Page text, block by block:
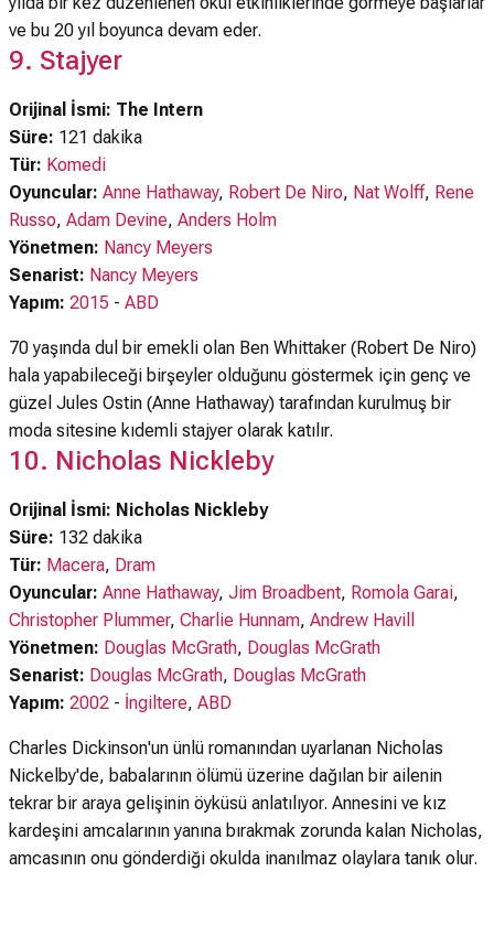
ve bu 20 yıl boyunca devam eder.
9. Stajyer
Orijinal İsmi: The Intern
Süre: 121 dakika
Tür: Komedi
Oyuncular: Anne Hathaway, Robert De Niro, Nat Wolff, Rene
Russo, Adam Devine, Anders Holm
Yönetmen: Nancy Meyers
Senarist: Nancy Meyers
Yapım: 2015 - ABD
70 yaşında dul bir emekli olan Ben Whittaker (Robert De Niro)
hala yapabileceği birşeyler olduğunu göstermek için genç ve
güzel Jules Ostin (Anne Hathaway) tarafından kurulmuş bir
moda sitesine kıdemli stajyer olarak katılır.
10. Nicholas Nickleby
Orijinal İsmi: Nicholas Nickleby
Süre: 132 dakika
Tür: Macera, Dram
Oyuncular: Anne Hathaway, Jim Broadbent, Romola Garai,
Christopher Plummer, Charlie Hunnam, Andrew Havill
Yönetmen: Douglas McGrath, Douglas McGrath
Senarist: Douglas McGrath, Douglas McGrath
Yapım: 2002 - İngiltere, ABD
Charles Dickinson'un ünlü romanından uyarlanan Nicholas
Nickelby'de, babalarının ölümü üzerine dağılan bir ailenin
tekrar bir araya gelişinin öyküsü anlatılıyor. Annesini ve kız
kardeşini amcalarının yanına bırakmak zorunda kalan Nicholas,
amcasının onu gönderdiği okulda inanılmaz olaylara tanık olur.